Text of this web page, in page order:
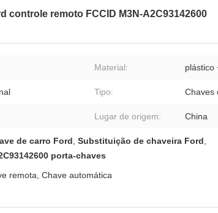
controle remoto FCCID M3N-A2C93142600
Material: plástico
Tipo: Chaves
Lugar de origem: China
de carro Ford, Substituição de chaveira Ford,
porta-chaves
remota, Chave automática